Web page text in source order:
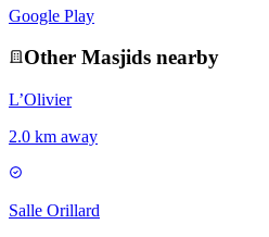
Google Play
Other Masjids nearby
L’Olivier
2.0 km away
Salle Orillard